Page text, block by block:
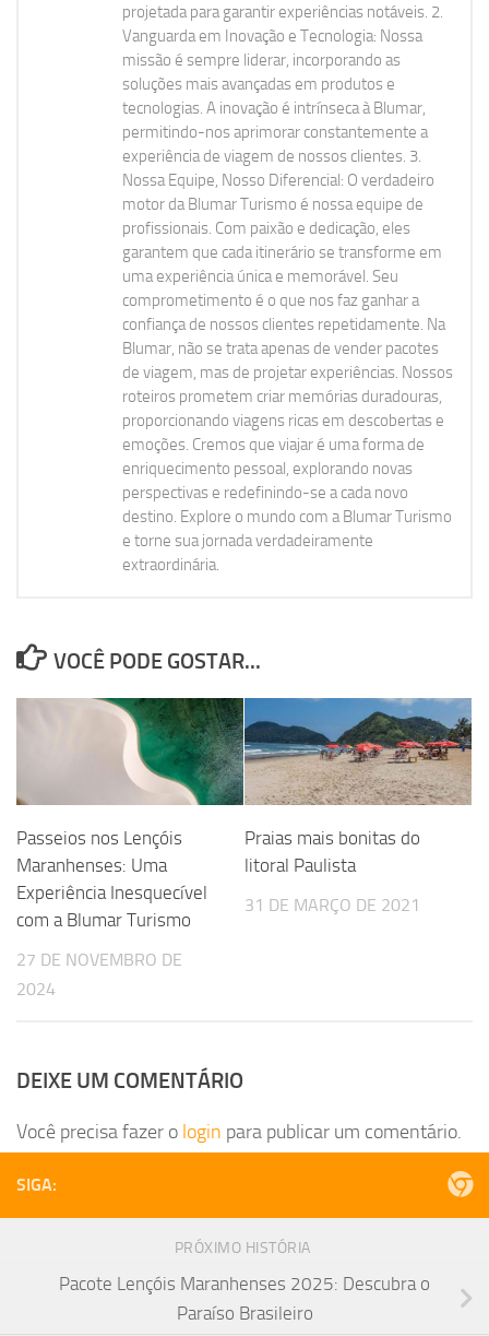
projetada para garantir experiências notáveis. 2.
Vanguarda em Inovação e Tecnologia: Nossa
missão é sempre liderar, incorporando as
soluções mais avançadas em produtos e
tecnologias. A inovação é intrínseca à Blumar,
permitindo-nos aprimorar constantemente a
experiência de viagem de nossos clientes. 3.
Nossa Equipe, Nosso Diferencial: O verdadeiro
motor da Blumar Turismo é nossa equipe de
profissionais. Com paixão e dedicação, eles
garantem que cada itinerário se transforme em
uma experiência única e memorável. Seu
comprometimento é o que nos faz ganhar a
confiança de nossos clientes repetidamente. Na
Blumar, não se trata apenas de vender pacotes
de viagem, mas de projetar experiências. Nossos
roteiros prometem criar memórias duradouras,
proporcionando viagens ricas em descobertas e
emoções. Cremos que viajar é uma forma de
enriquecimento pessoal, explorando novas
perspectivas e redefinindo-se a cada novo
destino. Explore o mundo com a Blumar Turismo
e torne sua jornada verdadeiramente
extraordinária.
VOCÊ PODE GOSTAR...
Passeios nos Lençóis
Maranhenses: Uma
Experiência Inesquecível
com a Blumar Turismo
27 DE NOVEMBRO DE
2024
Praias mais bonitas do
litoral Paulista
31 DE MARÇO DE 2021
DEIXE UM COMENTÁRIO
Você precisa fazer o login para publicar um comentário.
SIGA:
PRÓXIMO HISTÓRIA
Pacote Lençóis Maranhenses 2025: Descubra o
Paraíso Brasileiro